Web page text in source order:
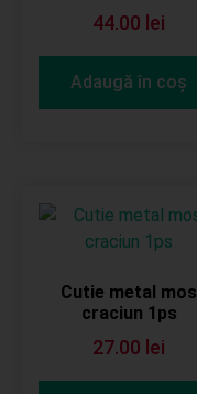
44.00 lei
Adaugă în coș
Cutie metal mos
craciun 1ps
27.00 lei